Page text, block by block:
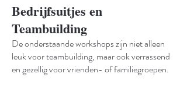
Bedrijfsuitjes en
Teambuilding
De onderstaande workshops zijn niet alleen
leuk voor teambuilding, maar ook verrassend
en gezellig voor vrienden- of familiegroepen.